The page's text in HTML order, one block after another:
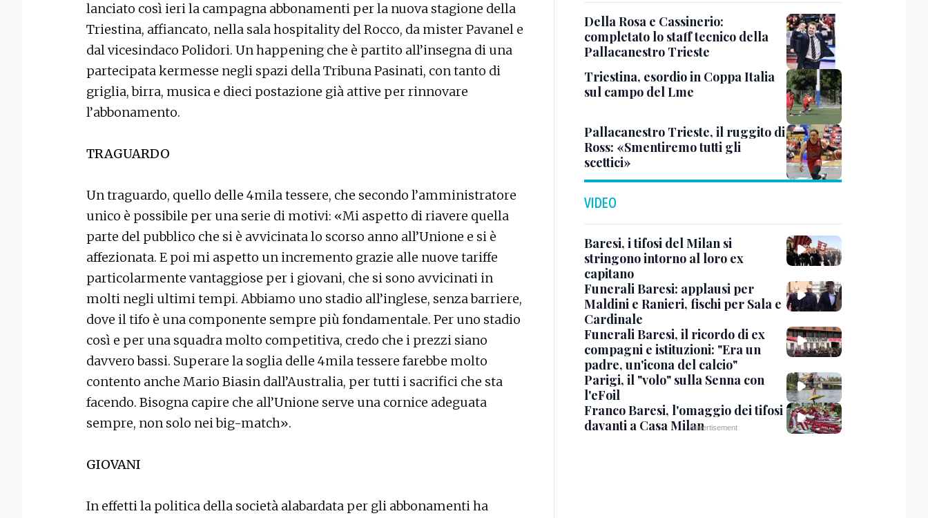
lanciato così ieri la campagna abbonamenti per la nuova stagione della
Triestina, affiancato, nella sala hospitality del Rocco, da mister Pavanel e
dal vicesindaco Polidori. Un happening che è partito all’insegna di una
partecipata kermesse negli spazi della Tribuna Pasinati, con tanto di
griglia, birra, musica e dieci postazione già attive per rinnovare
l’abbonamento.
TRAGUARDO
Un traguardo, quello delle 4mila tessere, che secondo l’amministratore
unico è possibile per una serie di motivi: «Mi aspetto di riavere quella
parte del pubblico che si è avvicinata lo scorso anno all’Unione e si è
affezionata. E poi mi aspetto un incremento grazie alle nuove tariffe
particolarmente vantaggiose per i giovani, che si sono avvicinati in
molti negli ultimi tempi. Abbiamo uno stadio all’inglese, senza barriere,
dove il tifo è una componente sempre più fondamentale. Per uno stadio
così e per una squadra molto competitiva, credo che i prezzi siano
davvero bassi. Superare la soglia delle 4mila tessere farebbe molto
contento anche Mario Biasin dall’Australia, per tutti i sacrifici che sta
facendo. Bisogna capire che all’Unione serve una cornice adeguata
sempre, non solo nei big-match».
GIOVANI
In effetti la politica della società alabardata per gli abbonamenti ha
Della Rosa e Cassinerio:
completato lo staff tecnico della
Pallacanestro Trieste
Triestina, esordio in Coppa Italia
sul campo del Lme
Pallacanestro Trieste, il ruggito di
Ross: «Smentiremo tutti gli
scettici»
VIDEO
Baresi, i tifosi del Milan si
stringono intorno al loro ex
capitano
Funerali Baresi: applausi per
Maldini e Ranieri, fischi per Sala e
Cardinale
Funerali Baresi, il ricordo di ex
compagni e istituzioni: "Era un
padre, un'icona del calcio"
Parigi, il "volo" sulla Senna con
l'eFoil
Franco Baresi, l'omaggio dei tifosi
davanti a Casa Milan